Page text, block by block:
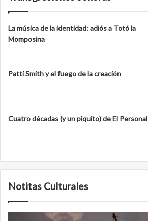
La música de la identidad: adiós a Totó la
Momposina
Patti Smith y el fuego de la creación
Cuatro décadas (y un piquito) de El Personal
Notitas Culturales